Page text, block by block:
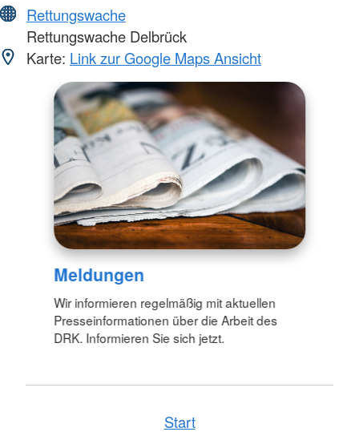
Rettungswache
Rettungswache Delbrück
Karte: Link zur Google Maps Ansicht
Meldungen
Wir informieren regelmäßig mit aktuellen
Presseinformationen über die Arbeit des
DRK. Informieren Sie sich jetzt.
Start